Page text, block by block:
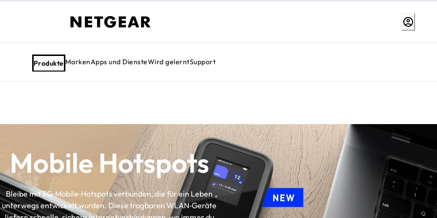
Produkte MarkenApps und DiensteWird gelerntSupport
Mobile Hotspots
Bleibe mit 5G‑Mobile‑Hotspots verbunden, die für ein Leben
unterwegs entwickelt wurden. Diese tragbaren WLAN‑Geräte